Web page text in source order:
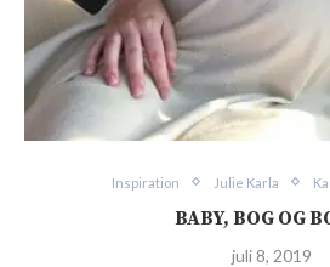
Inspiration Julie Karla
BABY, BOG OG
juli 8, 2019